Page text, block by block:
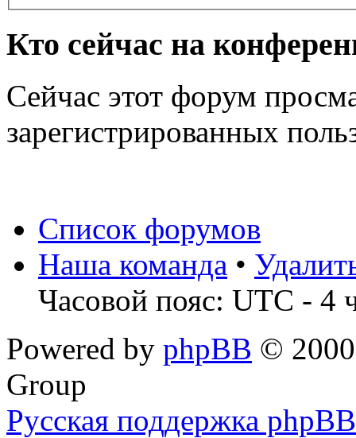
Кто сейчас на
Сейчас этот форум
зарегистрированных
Список форумов
Наша команда •
Часовой пояс: UTC - 4
Powered by phpBB ©
Group
Русская поддержка phpBB